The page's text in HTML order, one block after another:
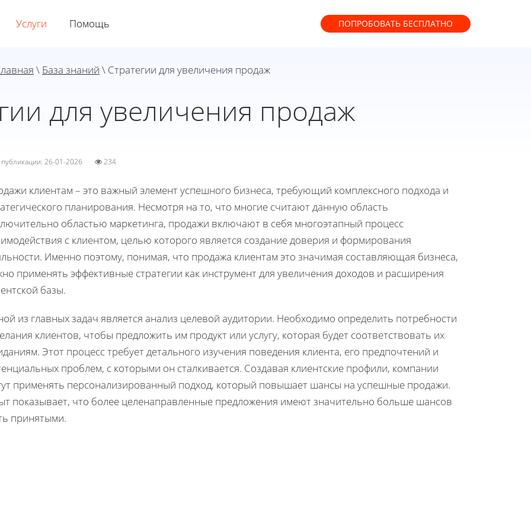
Услуги Помощь ПОПРОБОВАТЬ БЕСПЛАТНО
\ База знаний \ Стратегии для увеличения продаж
для увеличения продаж
публикации: 26-01-2026 234
клиентам – это важный элемент успешного бизнеса, требующий комплексного подхода и
планирования. Несмотря на то, что многие считают данную область
областью маркетинга, продажи включают в себя многоэтапный процесс
с клиентом, целью которого является создание доверия и формирования
Именно поэтому, понимая, что продажа клиентам это значимая составляющая бизнеса,
применять эффективные стратегии как инструмент для увеличения доходов и расширения
базы.
из главных задач является анализ целевой аудитории. Необходимо определить потребности
клиентов, чтобы предложить им продукт или услугу, которая будет соответствовать их
Этот процесс требует детального изучения поведения клиента, его предпочтений и
проблем, с которыми он сталкивается. Создавая клиентские профили, компании
применять персонализированный подход, который повышает шансы на успешные продажи.
показывает, что более целенаправленные предложения имеют значительно больше шансов
принятыми.